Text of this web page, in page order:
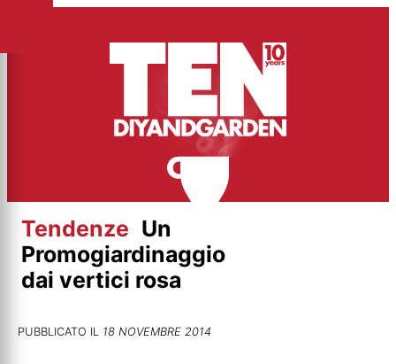
contenuto
Tendenze Un
Promogiardinaggio
dai vertici rosa
PUBBLICATO IL 18 NOVEMBRE 2014